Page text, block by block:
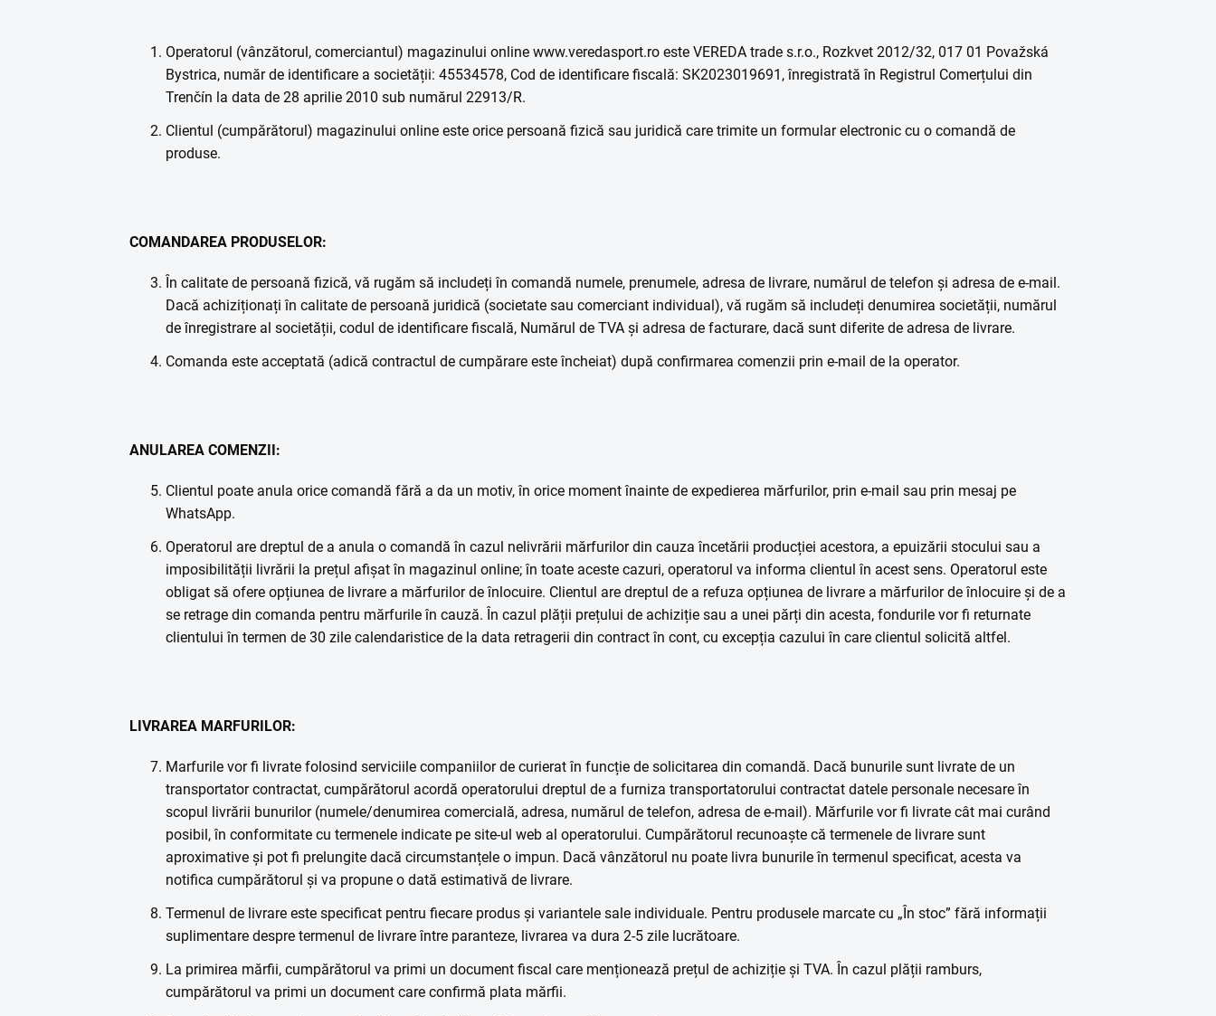
Operatorul (vânzătorul, comerciantul) magazinului online www.veredasport.ro este VEREDA trade s.r.o., Rozkvet 2012/32, 017 01 Považská
Bystrica, număr de identificare a societății: 45534578, Cod de identificare fiscală: SK2023019691, înregistrată în Registrul Comerțului din
Trenčín la data de 28 aprilie 2010 sub numărul 22913/R.
Clientul (cumpărătorul) magazinului online este orice persoană fizică sau juridică care trimite un formular electronic cu o comandă de
produse.
COMANDAREA PRODUSELOR:
În calitate de persoană fizică, vă rugăm să includeți în comandă numele, prenumele, adresa de livrare, numărul de telefon și adresa de e-mail.
Dacă achiziționați în calitate de persoană juridică (societate sau comerciant individual), vă rugăm să includeți denumirea societății, numărul
de înregistrare al societății, codul de identificare fiscală, Numărul de TVA și adresa de facturare, dacă sunt diferite de adresa de livrare.
Comanda este acceptată (adică contractul de cumpărare este încheiat) după confirmarea comenzii prin e-mail de la operator.
ANULAREA COMENZII:
Clientul poate anula orice comandă fără a da un motiv, în orice moment înainte de expedierea mărfurilor, prin e-mail sau prin mesaj pe
WhatsApp.
Operatorul are dreptul de a anula o comandă în cazul nelivrării mărfurilor din cauza încetării producției acestora, a epuizării stocului sau a
imposibilității livrării la prețul afișat în magazinul online; în toate aceste cazuri, operatorul va informa clientul în acest sens. Operatorul este
obligat să ofere opțiunea de livrare a mărfurilor de înlocuire. Clientul are dreptul de a refuza opțiunea de livrare a mărfurilor de înlocuire și de a
se retrage din comanda pentru mărfurile în cauză. În cazul plății prețului de achiziție sau a unei părți din acesta, fondurile vor fi returnate
clientului în termen de 30 zile calendaristice de la data retragerii din contract în cont, cu excepția cazului în care clientul solicită altfel.
LIVRAREA MARFURILOR:
Marfurile vor fi livrate folosind serviciile companiilor de curierat în funcție de solicitarea din comandă. Dacă bunurile sunt livrate de un
transportator contractat, cumpărătorul acordă operatorului dreptul de a furniza transportatorului contractat datele personale necesare în
scopul livrării bunurilor (numele/denumirea comercială, adresa, numărul de telefon, adresa de e-mail). Mărfurile vor fi livrate cât mai curând
posibil, în conformitate cu termenele indicate pe site-ul web al operatorului. Cumpărătorul recunoaște că termenele de livrare sunt
aproximative și pot fi prelungite dacă circumstanțele o impun. Dacă vânzătorul nu poate livra bunurile în termenul specificat, acesta va
notifica cumpărătorul și va propune o dată estimativă de livrare.
Termenul de livrare este specificat pentru fiecare produs și variantele sale individuale. Pentru produsele marcate cu „În stoc” fără informații
suplimentare despre termenul de livrare între paranteze, livrarea va dura 2-5 zile lucrătoare.
La primirea mărfii, cumpărătorul va primi un document fiscal care menționează prețul de achiziție și TVA. În cazul plății ramburs,
cumpărătorul va primi un document care confirmă plata mărfii.